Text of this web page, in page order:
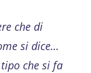
che di
si dice…
che si fa